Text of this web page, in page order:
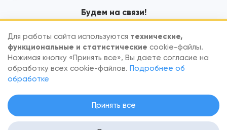
Для работы сайта используются технические,
функциональные и статистические cookie-файлы.
Нажимая кнопку «Принять все», Вы даете согласие на
обработку всех cookie-файлов. Подробнее об
обработке
Принять все
Будем на связи!
По вопросам сотрудничества обращайтесьinfo@goodfish.by.
Настройка согласия на файлы Cookie
Политика в отношении обработки персональных данных. Вся
информация на сайте — собственность интернет-магазина